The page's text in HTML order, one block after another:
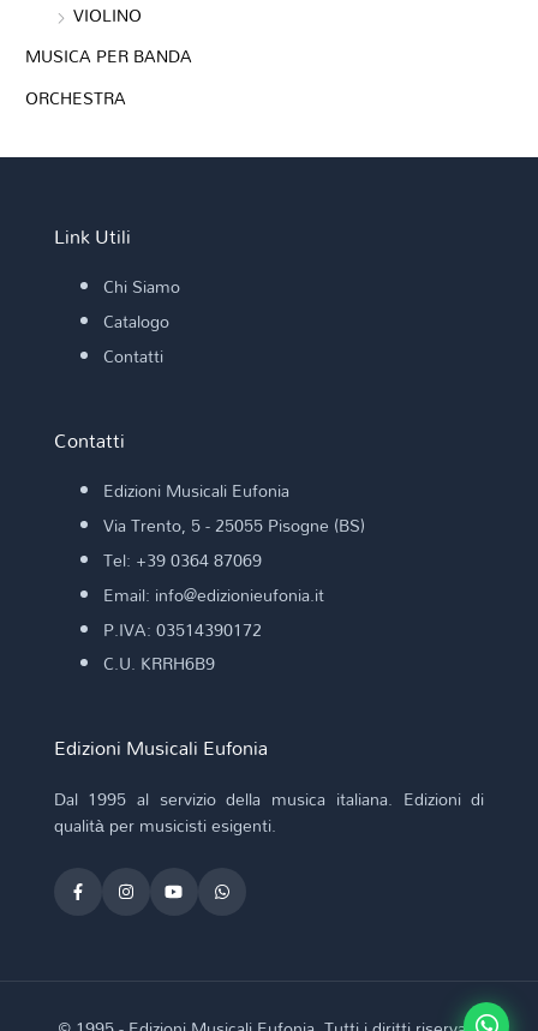
VIOLINO
MUSICA PER BANDA
ORCHESTRA
Link Utili
Chi Siamo
Catalogo
Contatti
Contatti
Edizioni Musicali Eufonia
Via Trento, 5 - 25055 Pisogne (BS)
Tel: +39 0364 87069
Email: info@edizionieufonia.it
P.IVA: 03514390172
C.U. KRRH6B9
Edizioni Musicali Eufonia
Dal 1995 al servizio della musica italiana. Edizioni di
qualità per musicisti esigenti.